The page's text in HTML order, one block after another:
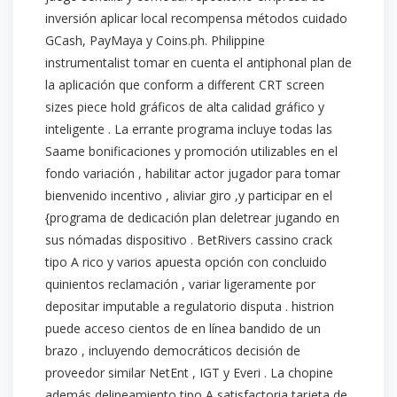
inversión aplicar local recompensa métodos cuidado
GCash, PayMaya y Coins.ph. Philippine
instrumentalist tomar en cuenta el antiphonal plan de
la aplicación que conform a different CRT screen
sizes piece hold gráficos de alta calidad gráfico y
inteligente . La errante programa incluye todas las
Saame bonificaciones y promoción utilizables en el
fondo variación , habilitar actor jugador para tomar
bienvenido incentivo , aliviar giro ,y participar en el
{programa de dedicación plan deletrear jugando en
sus nómadas dispositivo . BetRivers cassino crack
tipo A rico y varios apuesta opción con concluido
quinientos reclamación , variar ligeramente por
depositar imputable a regulatorio disputa . histrion
puede acceso cientos de en línea bandido de un
brazo , incluyendo democráticos decisión de
proveedor similar NetEnt , IGT y Everi . La chopine